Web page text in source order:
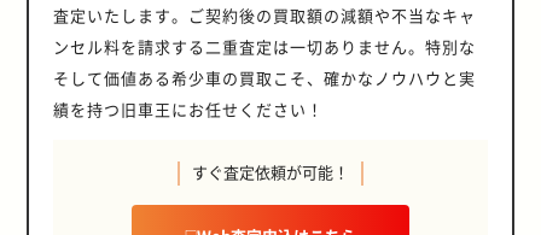
査定いたします。ご契約後の買取額の減額や不当なキャ
ンセル料を請求する二重査定は一切ありません。特別な
そして価値ある希少車の買取こそ、確かなノウハウと実
績を持つ旧車王にお任せください！
すぐ査定依頼が可能！